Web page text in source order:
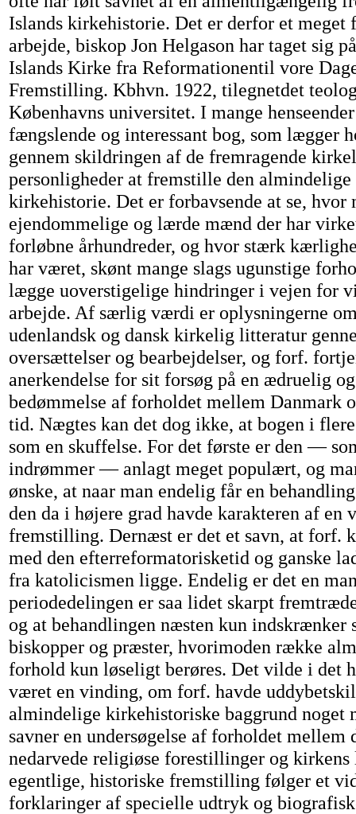
Islands kirkehistorie. Det er derfor et meget
arbejde, biskop Jon Helgason har taget sig
Islands Kirke fra Reformationentil vore
Fremstilling. Kbhvn. 1922, tilegnetdet
Københavns universitet. I mange
fængslende og interessant bog, som lægger
gennem skildringen af de fremragende
personligheder at fremstille den almindelige
kirkehistorie. Det er forbavsende at se, hvor
ejendommelige og lærde mænd der har
forløbne århundreder, og hvor stærk
har været, skønt mange slags ugunstige
lægge uoverstigelige hindringer i vejen for
arbejde. Af særlig værdi er oplysningerne
udenlandsk og dansk kirkelig litteratur
oversættelser og bearbejdelser, og forf.
anerkendelse for sit forsøg på en ædruelig
bedømmelse af forholdet mellem Danmark
tid. Nægtes kan det dog ikke, at bogen i
som en skuffelse. For det første er den —
indrømmer — anlagt meget populært, og
ønske, at naar man endelig får en
den da i højere grad havde karakteren af en
fremstilling. Dernæst er det et savn, at forf.
med den efterreformatorisketid og ganske
fra katolicismen ligge. Endelig er det en
periodedelingen er saa lidet skarpt
og at behandlingen næsten kun
biskopper og præster, hvorimoden række
forhold kun løseligt berøres. Det vilde i det
været en vinding, om forf. havde
almindelige kirkehistoriske baggrund noget
savner en undersøgelse af forholdet mellem
nedarvede religiøse forestillinger og
egentlige, historiske fremstilling følger et
forklaringer af specielle udtryk og